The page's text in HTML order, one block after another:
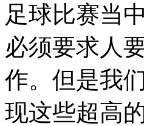
足球比赛当
必须要求人
作。但是我
现这些超高